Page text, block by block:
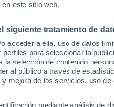
en este sitio web.
siguiente tratamiento de
acceder a ella, uso de datos
para seleccionar la
la selección de contenido
al público a través de
mejora de los servicios, uso
mediante análisis de
25°
17°
Vancouver
Regina
13°
Calgary